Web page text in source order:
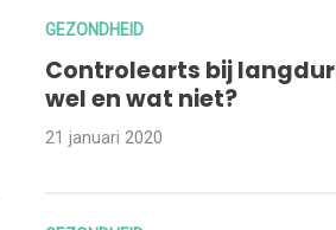
GEZONDHEID
Controlearts bij
wel en wat niet?
21 januari 2020